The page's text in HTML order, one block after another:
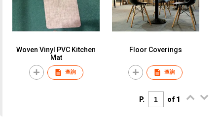
Woven Vinyl PVC Kitchen
Mat
查詢
Floor Coverings
查詢
P. of 1